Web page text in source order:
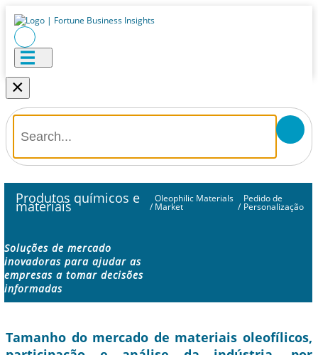
×
Produtos químicos e
materiais /
Oleophilic Materials
Market /
Pedido de
Personalização
Soluções de mercado
inovadoras para ajudar as
empresas a tomar decisões
informadas
Tamanho do mercado de materiais oleofílicos,